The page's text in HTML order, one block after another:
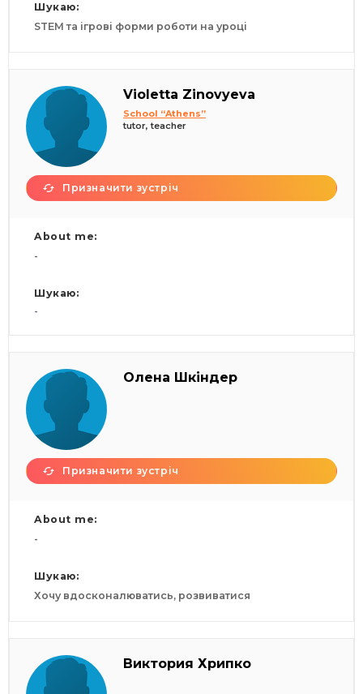
Шукаю:
STEM та ігрові форми роботи на уроці
Violetta Zinovyeva
School “Athens”
tutor, teacher
Призначити зустріч
About me:
-
Шукаю:
-
Олена Шкіндер
Призначити зустріч
About me:
-
Шукаю:
Хочу вдосконалюватись, розвиватися
Виктория Хрипко